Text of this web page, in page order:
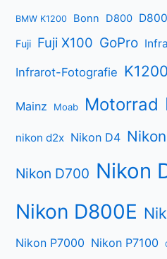
BMW K1200 Bonn D800
Fuji Fuji X100 GoPro
Infrarot-Fotografie K1200
Mainz Moab Motorrad
nikon d2x Nikon D4
Nikon D700 Nikon
Nikon D800E
Nikon P7000 Nikon P7100